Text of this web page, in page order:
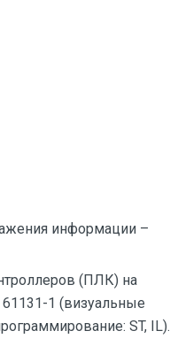
информации –
(ПЛК) на
1 (визуальные
ST, IL).